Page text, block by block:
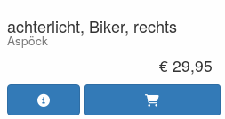
achterlicht, Biker, rechts
Aspöck
€ 29,95